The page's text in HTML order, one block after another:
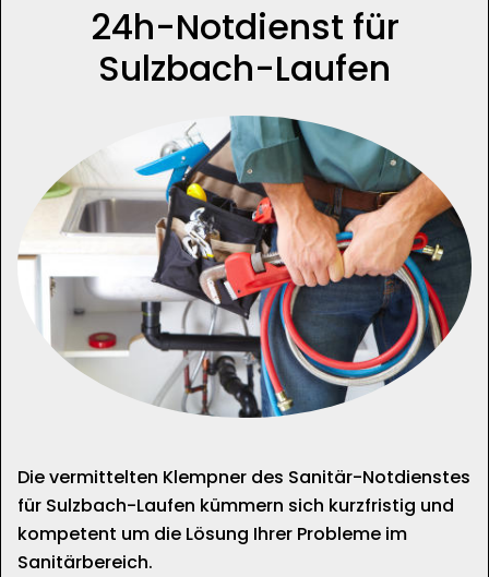
24h-Notdienst für
Sulzbach-Laufen
Die vermittelten Klempner des Sanitär-Notdienstes
für Sulzbach-Laufen kümmern sich kurzfristig und
kompetent um die Lösung Ihrer Probleme im
Sanitärbereich.